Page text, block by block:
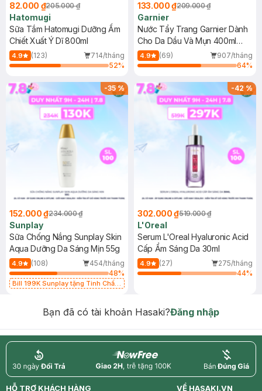
82.000 ₫205.000 ₫
Hatomugi
Sữa Tắm Hatomugi Dưỡng Ẩm
Chiết Xuất Ý Dĩ 800ml
4.9 (123)
714/tháng
52%
133.000 ₫209.000 ₫
Garnier
Nước Tẩy Trang Garnier Dành
Cho Da Dầu Và Mụn 400ml
(Mới)
4.9 (69)
907/tháng
64%
-35%
152.000 ₫234.000 ₫
Sunplay
Sữa Chống Nắng Sunplay Skin
Aqua Dưỡng Da Sáng Mịn 55g
4.9 (108)
454/tháng
48%
Bill 199K Sunplay tặng Tinh Chất
-42%
302.000 ₫519.000 ₫
L'Oreal
Serum L'Oreal Hyaluronic Acid
Cấp Ẩm Sáng Da 30ml
4.9 (27)
275/tháng
44%
Bạn đã có tài khoản Hasaki?Đăng nhập
return nowfree price
HỖ TRỢ KHÁCH HÀNG
VỀ HASAKI.VN